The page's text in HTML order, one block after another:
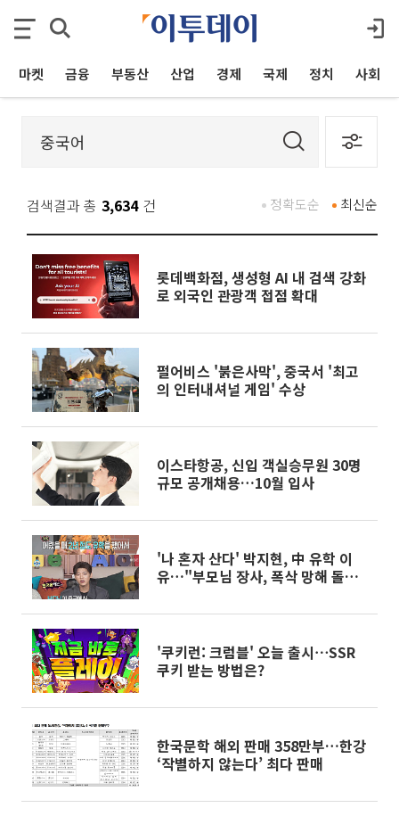
마켓 금융 부동산 산업 경제 국제 정치 사회
검색결과 총 3,634 건 최신순
정확도순
롯데백화점, 생성형 AI 내 검색 강화
로 외국인 관광객 접점 확대
펄어비스 '붉은사막', 중국서 '최고
의 인터내셔널 게임' 수상
이스타항공, 신입 객실승무원 30명
규모 공개채용…10월 입사
'나 혼자 산다' 박지현, 中 유학 이
유…"부모님 장사, 폭삭 망해 돌아
'쿠키런: 크럼블' 오늘 출시⋯SSR
쿠키 받는 방법은?
한국문학 해외 판매 358만부…한강
‘작별하지 않는다’ 최다 판매